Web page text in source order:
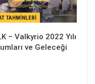
TAHMINLERI
– Valkyrio 2022 Yılı
ve Geleceği